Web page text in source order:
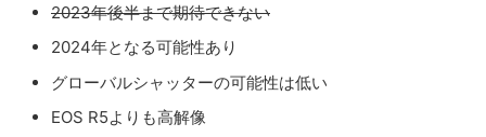
2023年後半まで期待できない
2024年となる可能性あり
グローバルシャッターの可能性は低い
EOS R5よりも高解像